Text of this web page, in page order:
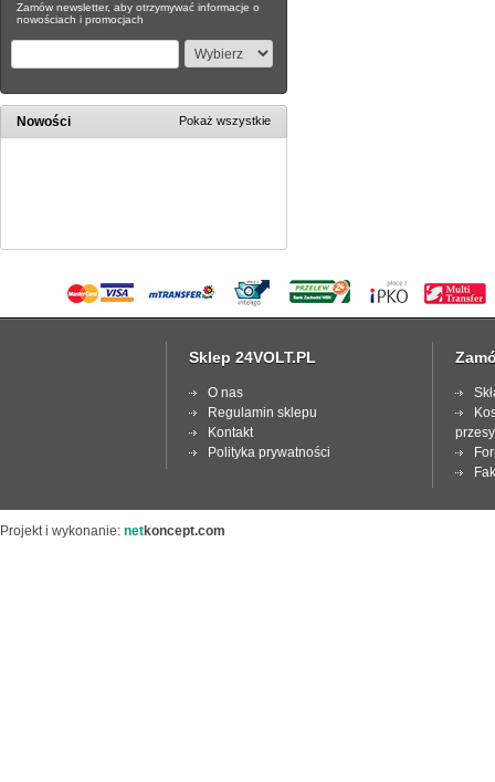
Zamów newsletter, aby otrzymywać informacje o
nowościach i promocjach
Nowości Pokaż wszystkie
Sklep 24VOLT.PL
O nas
Regulamin sklepu
Kontakt
Polityka prywatności
Projekt i wykonanie: netkoncept.com